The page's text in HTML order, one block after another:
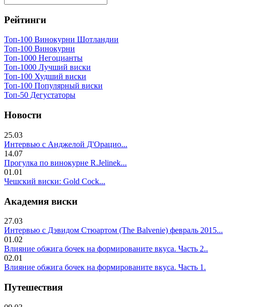
Рейтинги
Топ-100 Винокурни Шотландии
Топ-100 Винокурни
Топ-1000 Негоцианты
Топ-1000 Лучший виски
Топ-100 Худший виски
Топ-100 Популярный виски
Топ-50 Дегустаторы
Новости
25.03
Интервью с Анджелой Д'Орацио...
14.07
Прогулка по винокурне R.Jelinek...
01.01
Чешский виски: Gold Cock...
Академия виски
27.03
Интервью с Дэвидом Стюартом (The Balvenie) февраль 2015...
01.02
Влияние обжига бочек на формированите вкуса. Часть 2..
02.01
Влияние обжига бочек на формированите вкуса. Часть 1.
Путешествия